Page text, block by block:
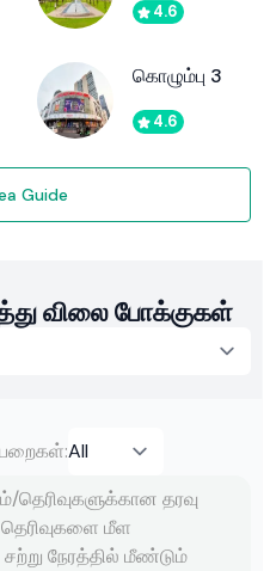
4.6
கொழும்பு 3
4.6
Guide
விலை போக்குகள்
:
தெரிவுகளுக்கான தரவு
மீள
நேரத்தில் மீண்டும்